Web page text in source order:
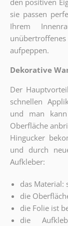
den positiven
sie passen
Ihrem
aufpeppen.
Dekorative
Der
schnellen
und man
Oberfläche
Hingucker
und durch
Aufkleber:
das Material:
die
die Folie ist
die